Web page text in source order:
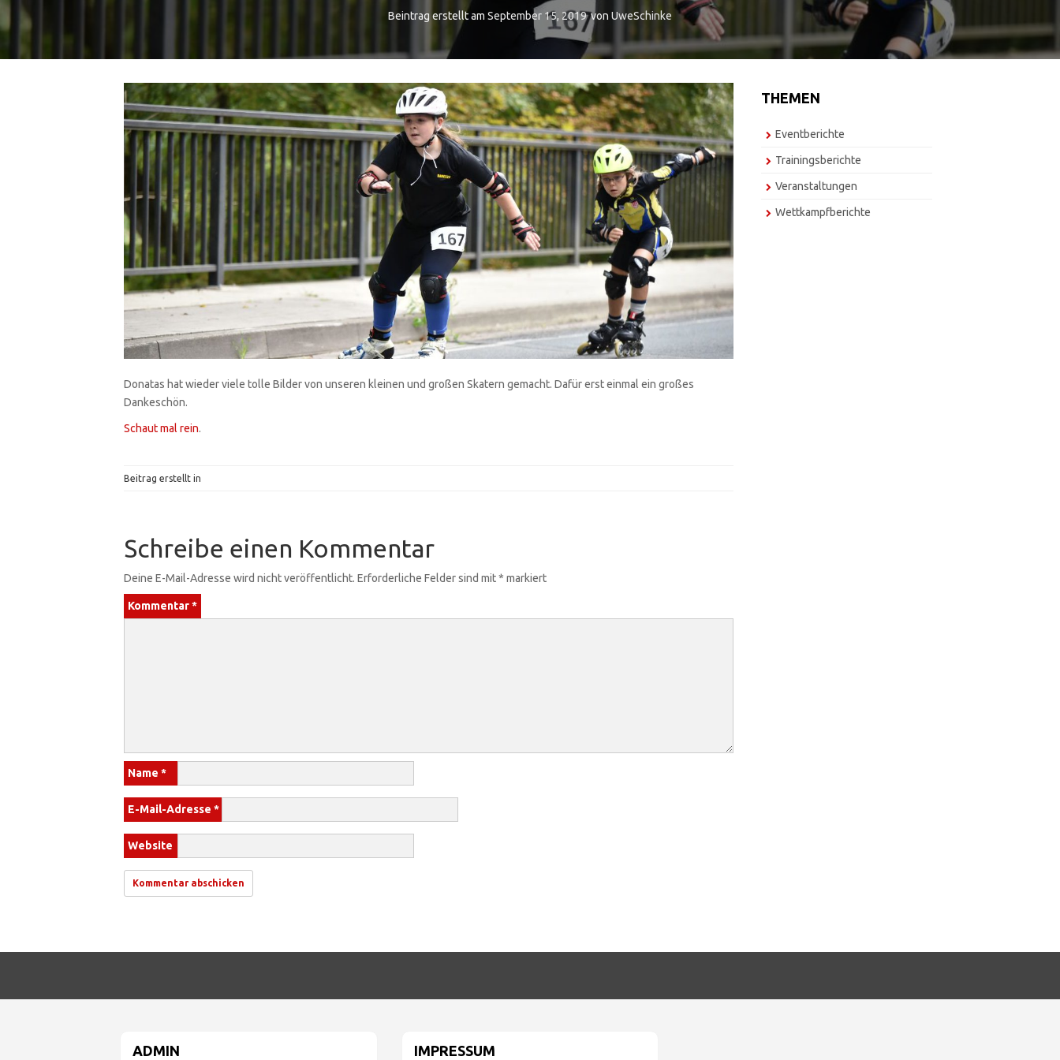
Beintrag erstellt am September 15, 2019von UweSchinke
Donatas hat wieder viele tolle Bilder von unseren kleinen und großen Skatern gemacht. Dafür erst einmal ein großes
Dankeschön.
Schaut mal rein.
Beitrag erstellt in
Schreibe einen Kommentar
Deine E-Mail-Adresse wird nicht veröffentlicht. Erforderliche Felder sind mit* markiert
Kommentar*
Name *
E-Mail-Adresse *
Website
THEMEN
Eventberichte
Trainingsberichte
Veranstaltungen
Wettkampfberichte
ADMIN IMPRESSUM